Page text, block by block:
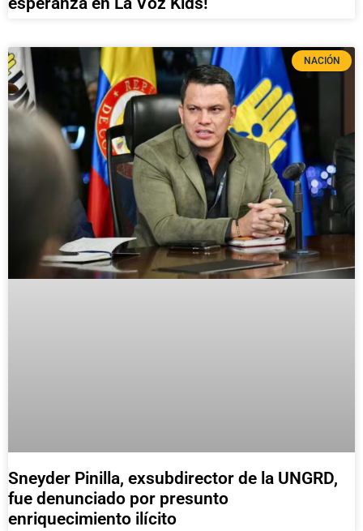
NACIÓN
Sneyder Pinilla, exsubdirector de la UNGRD,
fue denunciado por presunto
enriquecimiento ilícito